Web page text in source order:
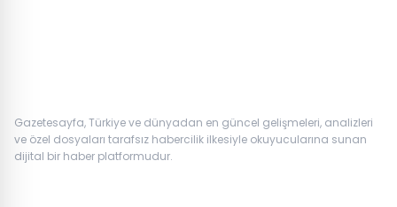
Gazetesayfa, Türkiye ve dünyadan en güncel gelişmeleri, analizleri
ve özel dosyaları tarafsız habercilik ilkesiyle okuyucularına sunan
dijital bir haber platformudur.